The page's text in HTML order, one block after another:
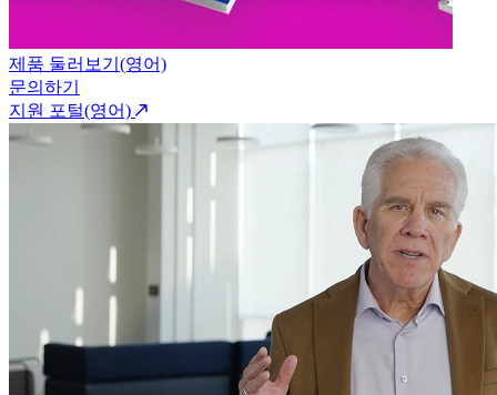
제품 둘러보기(영어)
문의하기
지원 포털(영어)